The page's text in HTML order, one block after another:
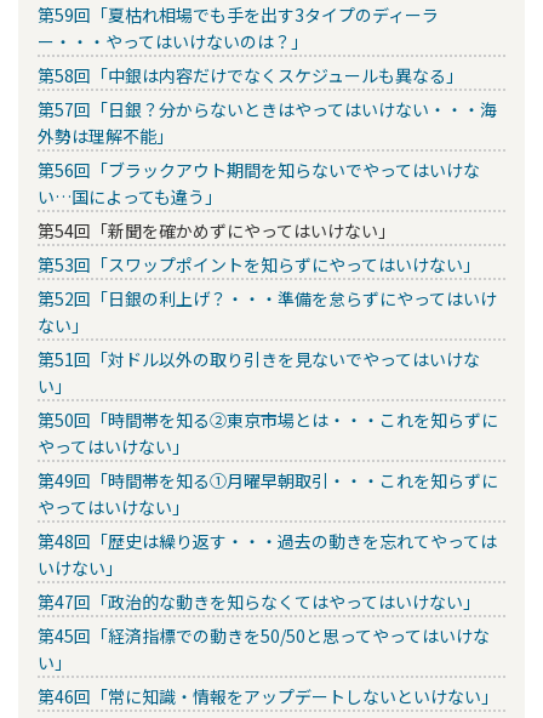
第59回「夏枯れ相場でも手を出す3タイプのディーラ
ー・・・やってはいけないのは？」
第58回「中銀は内容だけでなくスケジュールも異なる」
第57回「日銀？分からないときはやってはいけない・・・海
外勢は理解不能」
第56回「ブラックアウト期間を知らないでやってはいけな
い…国によっても違う」
第54回「新聞を確かめずにやってはいけない」
第53回「スワップポイントを知らずにやってはいけない」
第52回「日銀の利上げ？・・・準備を怠らずにやってはいけ
ない」
第51回「対ドル以外の取り引きを見ないでやってはいけな
い」
第50回「時間帯を知る②東京市場とは・・・これを知らずに
やってはいけない」
第49回「時間帯を知る①月曜早朝取引・・・これを知らずに
やってはいけない」
第48回「歴史は繰り返す・・・過去の動きを忘れてやっては
いけない」
第47回「政治的な動きを知らなくてはやってはいけない」
第45回「経済指標での動きを50/50と思ってやってはいけな
い」
第46回「常に知識・情報をアップデートしないといけない」